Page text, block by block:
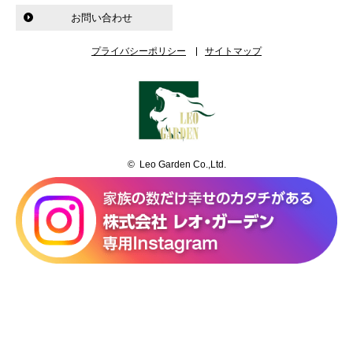
お問い合わせ
プライバシーポリシー サイトマップ
© Leo Garden Co.,Ltd.